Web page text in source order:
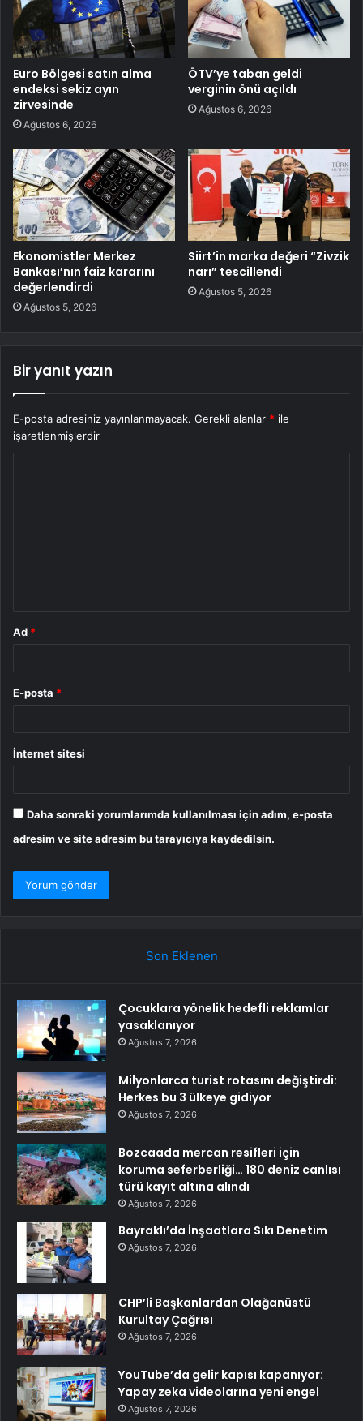
Euro Bölgesi satın alma
endeksi sekiz ayın
zirvesinde
Ağustos 6, 2026
ÖTV’ye taban geldi
verginin önü açıldı
Ağustos 6, 2026
Ekonomistler Merkez
Bankası’nın faiz kararını
değerlendirdi
Ağustos 5, 2026
Siirt’in marka değeri “Zivzik
narı” tescillendi
Ağustos 5, 2026
Bir yanıt yazın
E-posta adresiniz yayınlanmayacak. Gerekli alanlar * ile
işaretlenmişlerdir
Ad *
E-posta *
İnternet sitesi
Daha sonraki yorumlarımda kullanılması için adım, e-posta
adresim ve site adresim bu tarayıcıya kaydedilsin.
Son Eklenen
Çocuklara yönelik hedefli reklamlar
yasaklanıyor
Ağustos 7, 2026
Milyonlarca turist rotasını değiştirdi:
Herkes bu 3 ülkeye gidiyor
Ağustos 7, 2026
Bozcaada mercan resifleri için
koruma seferberliği… 180 deniz canlısı
türü kayıt altına alındı
Ağustos 7, 2026
Bayraklı’da İnşaatlara Sıkı Denetim
Ağustos 7, 2026
CHP’li Başkanlardan Olağanüstü
Kurultay Çağrısı
Ağustos 7, 2026
YouTube’da gelir kapısı kapanıyor:
Yapay zeka videolarına yeni engel
Ağustos 7, 2026